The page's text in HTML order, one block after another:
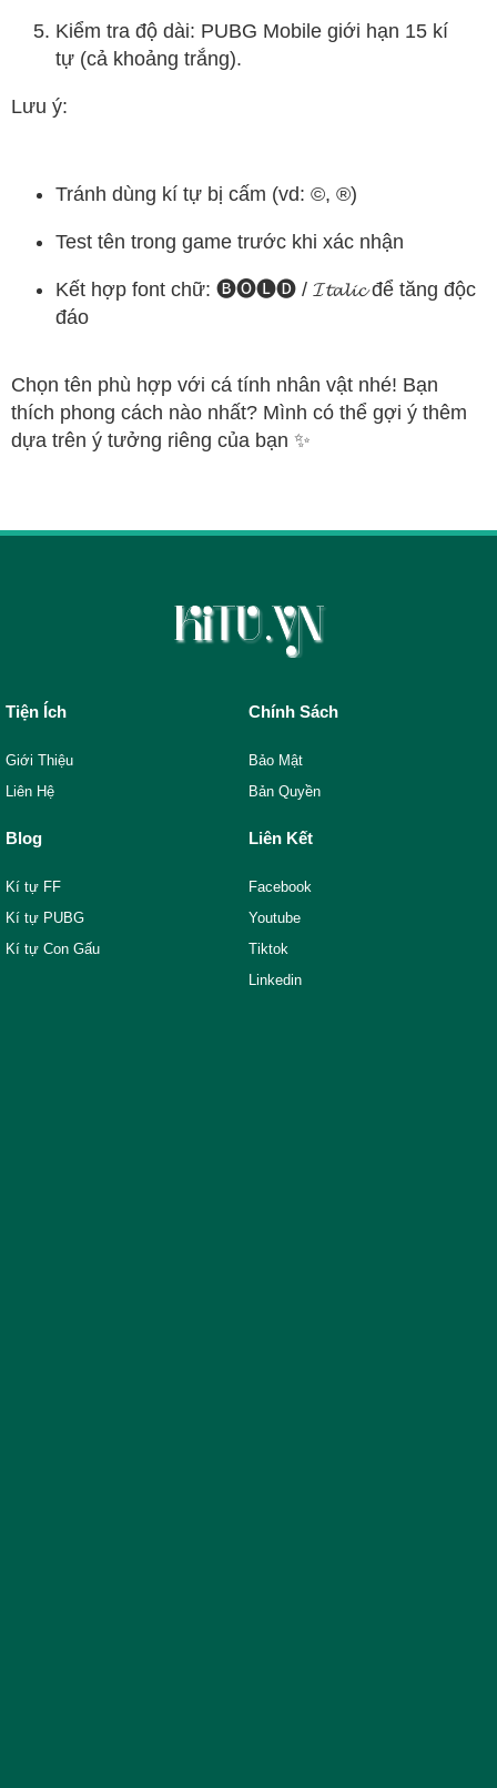
Kiểm tra độ dài: PUBG Mobile giới hạn 15 kí
tự (cả khoảng trắng).
Lưu ý:
Tránh dùng kí tự bị cấm (vd: ©, ®)
Test tên trong game trước khi xác nhận
Kết hợp font chữ: 🅑🅞🅛🅓 / 𝓘𝓽𝓪𝓵𝓲𝓬 để tăng độc
đáo
Chọn tên phù hợp với cá tính nhân vật nhé! Bạn
thích phong cách nào nhất? Mình có thể gợi ý thêm
dựa trên ý tưởng riêng của bạn ✨
Tiện Ích
Giới Thiệu
Liên Hệ
Chính Sách
Bảo Mật
Bản Quyền
Blog
Kí tự FF
Kí tự PUBG
Kí tự Con Gấu
Liên Kết
Facebook
Youtube
Tiktok
Linkedin